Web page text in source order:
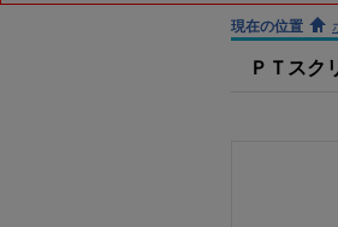
現在の位置
ＰＴスク